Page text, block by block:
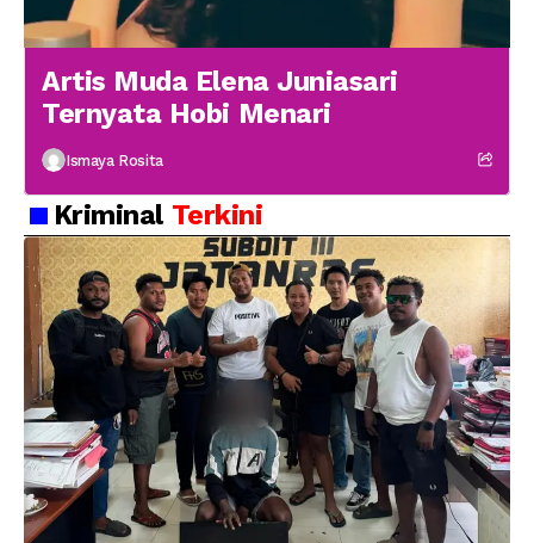
Artis Muda Elena Juniasari
Ternyata Hobi Menari
Ismaya Rosita
Kriminal Terkini